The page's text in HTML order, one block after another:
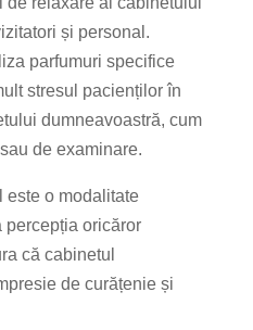
și personal.
parfumuri specifice
stresul pacienților în
dumneavoastră, cum
de examinare.
este o modalitate
percepția oricăror
că cabinetul
de curățenie și